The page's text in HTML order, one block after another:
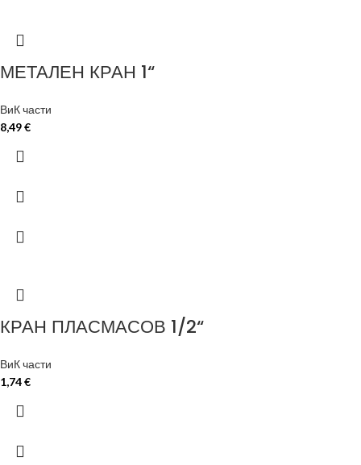
МЕТАЛЕН КРАН 1“
ВиК части
8,49€
КРАН ПЛАСМАСОВ 1/2“
ВиК части
1,74€